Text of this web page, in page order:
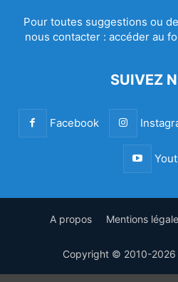
Pour toutes suggestions ou
nous contacter : accéder au
SUIVEZ
Facebook
A propos Mentions
Copyright © 2010-2026